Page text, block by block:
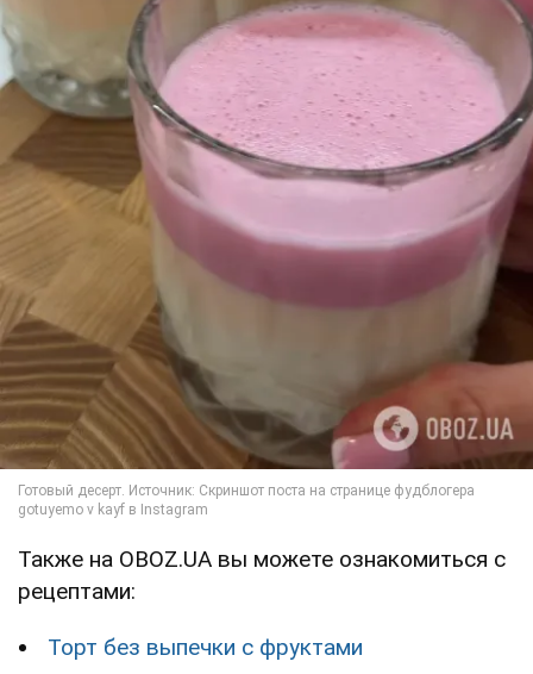
Также на OBOZ.UA вы можете ознакомиться с
рецептами:
Торт без выпечки с фруктами